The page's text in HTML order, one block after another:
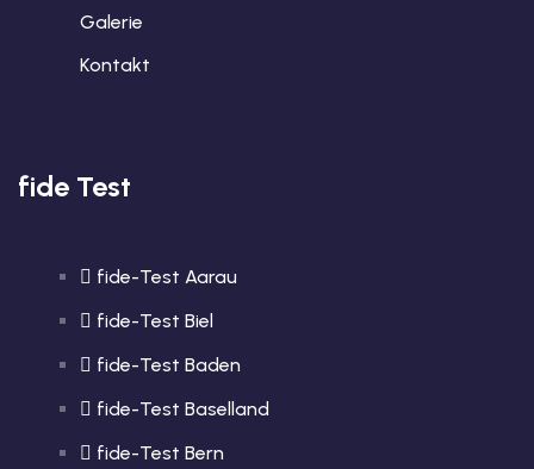
Galerie
Kontakt
fide Test
fide-Test Aarau
fide-Test Biel
fide-Test Baden
fide-Test Baselland
fide-Test Bern